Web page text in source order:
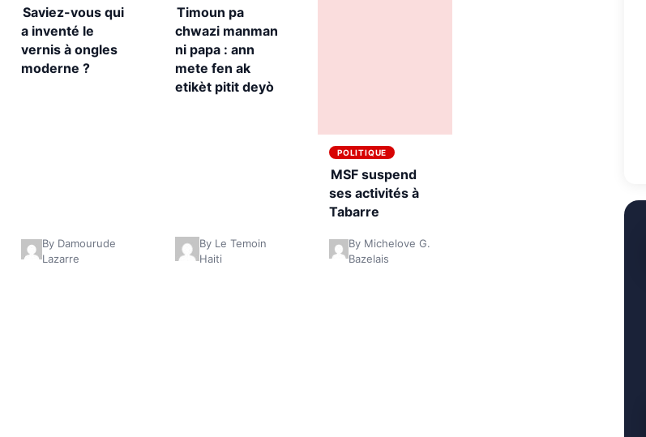
Saviez-vous qui
a inventé le
vernis à ongles
moderne ?
By Damourude
Lazarre
Timoun pa
chwazi manman
ni papa : ann
mete fen ak
etikèt pitit deyò
By Le Temoin
Haiti
POLITIQUE
MSF suspend
ses activités à
Tabarre
By Michelove G.
Bazelais